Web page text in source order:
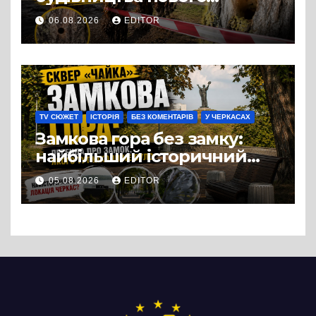
супермаркету VARUS на
проспекті Перемоги всохли
дерева. І це навряд чи
можна назвати
випадковістю
06.08.2026 EDITOR
TV СЮЖЕТ ІСТОРІЯ БЕЗ КОМЕНТАРІВ У ЧЕРКАСАХ
Замкова гора без замку:
найбільший історичний
міф Черкас
05.08.2026 EDITOR